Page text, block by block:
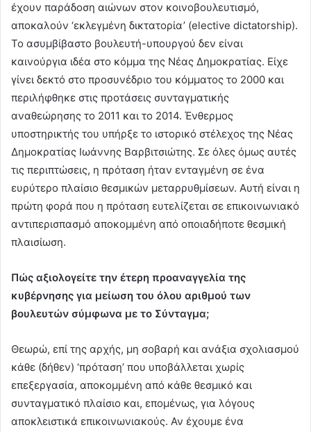
έχουν παράδοση αιώνων στον κοινοβουλευτισμό,
αποκαλούν ‘εκλεγμένη δικτατορία’ (elective dictatorship).
Το ασυμβίβαστο βουλευτή-υπουργού δεν είναι
καινούργια ιδέα στο κόμμα της Νέας Δημοκρατίας. Είχε
γίνει δεκτό στο προσυνέδριο του κόμματος το 2000 και
περιλήφθηκε στις προτάσεις συνταγματικής
αναθεώρησης το 2011 και το 2014. Ένθερμος
υποστηρικτής του υπήρξε το ιστορικό στέλεχος της Νέας
Δημοκρατίας Ιωάννης Βαρβιτσιώτης. Σε όλες όμως αυτές
τις περιπτώσεις, η πρόταση ήταν ενταγμένη σε ένα
ευρύτερο πλαίσιο θεσμικών μεταρρυθμίσεων. Αυτή είναι η
πρώτη φορά που η πρόταση ευτελίζεται σε επικοινωνιακό
αντιπερισπασμό αποκομμένη από οποιαδήποτε θεσμική
πλαισίωση.
Πώς αξιολογείτε την έτερη προαναγγελία της
κυβέρνησης για μείωση του όλου αριθμού των
βουλευτών σύμφωνα με το Σύνταγμα;
Θεωρώ, επί της αρχής, μη σοβαρή και ανάξια σχολιασμού
κάθε (δήθεν) ‘πρόταση’ που υποβάλλεται χωρίς
επεξεργασία, αποκομμένη από κάθε θεσμικό και
συνταγματικό πλαίσιο και, επομένως, για λόγους
αποκλειστικά επικοινωνιακούς. Αν έχουμε ένα